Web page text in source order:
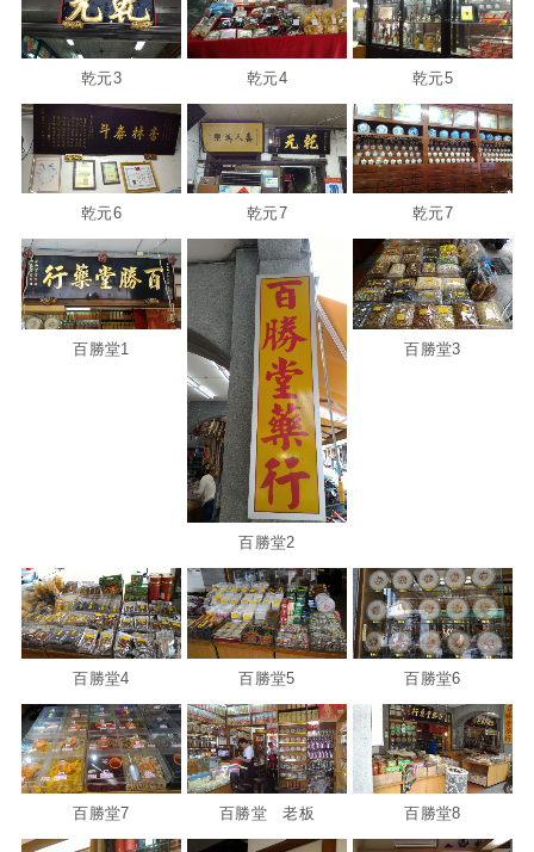
乾元3 乾元4 乾元5
乾元6 乾元7 乾元7
百勝堂1
百勝堂2
百勝堂3
百勝堂4 百勝堂5 百勝堂6
百勝堂7 百勝堂 老板 百勝堂8